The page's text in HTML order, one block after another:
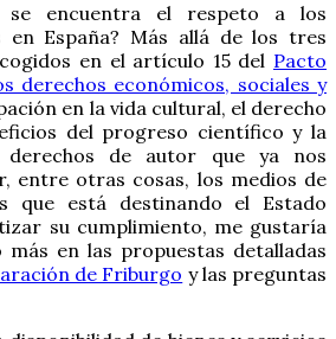
se encuentra el respeto a los
en España? Más allá de los tres
en el artículo 15 del Pacto
derechos económicos, sociales y
en la vida cultural, el derecho
del progreso científico y la
de autor que ya nos
entre otras cosas, los medios de
que está destinando el Estado
su cumplimiento, me gustaría
en las propuestas detalladas
de Friburgo y las preguntas